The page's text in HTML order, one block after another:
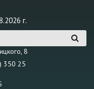
г.
8
350 25